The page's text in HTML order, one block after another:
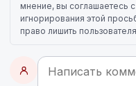
мнение, вы соглашаетесь
игнорирования этой
право лишить